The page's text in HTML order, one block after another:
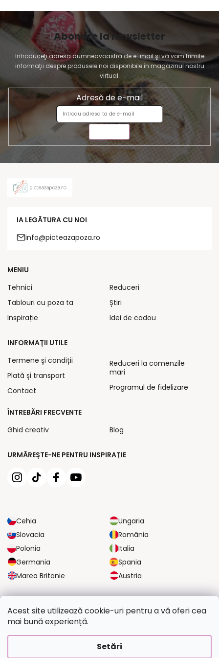
Acest site utilizează cookie-uri pentru a vă oferi cea
mai bună experiență.
Setări
Abonare la newsletter
Introduceţi adresa dumneavoastră de e-mail şi vă vom trimite
informaţii despre produsele noi disponibile în magazinul nostru
virtual.
Adresă de e-mail
IA LEGĂTURA CU NOI
info@picteazapoza.ro
URMĂREȘTE-NE PENTRU INSPIRAȚIE
Cehia
Ungaria
Slovacia
România
Polonia
Italia
Germania
Spania
Marea Britanie
Austria
MENIU
Tehnici
Tablouri cu poza ta
Inspirație
Reduceri
Știri
Idei de cadou
INFORMAȚII UTILE
Termene și condiții
Plată și transport
Contact
Reduceri la comenzile
mari
Programul de fidelizare
ÎNTREBĂRI FRECVENTE
Ghid creativ
Blog
OPȚIUNI DE PLATĂ SIGURE